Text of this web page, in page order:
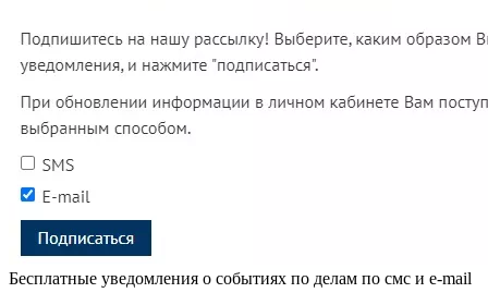
Бесплатные уведомления о событиях по делам по смс и e-mail